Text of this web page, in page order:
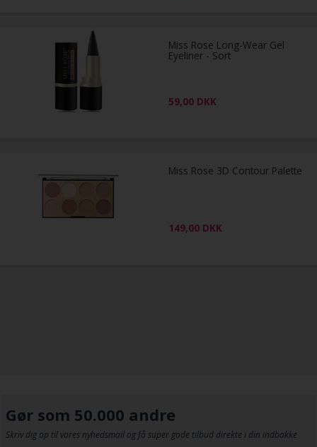
Miss Rose Long-Wear Gel
Eyeliner - Sort
59,00 DKK
Miss Rose 3D Contour Palette
149,00 DKK
Gør som 50.000 andre
Skriv dig op til vores nyhedsmail og få super gode tilbud direkte i din indbakke